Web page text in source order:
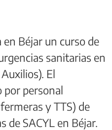
en Béjar un curso de
sanitarias en
El
por personal
y TTS) de
de SACYL en Béjar.